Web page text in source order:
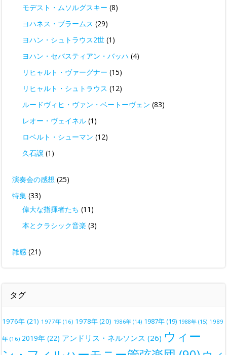
モデスト・ムソルグスキー (8)
ヨハネス・ブラームス (29)
ヨハン・シュトラウス2世 (1)
ヨハン・セバスティアン・バッハ (4)
リヒャルト・ヴァーグナー (15)
リヒャルト・シュトラウス (12)
ルードヴィヒ・ヴァン・ベートーヴェン (83)
レオー・ヴェイネル (1)
ロベルト・シューマン (12)
久石譲 (1)
演奏会の感想 (25)
特集 (33)
偉大な指揮者たち (11)
本とクラシック音楽 (3)
雑感 (21)
タグ
1976年 (21) 1977年 (16) 1978年(20) 1986年 (14) 1987年(19) 1988年 (15) 1989
年 (16) 2019年 (22) アンドリス・ネルソンス (26) ウィー